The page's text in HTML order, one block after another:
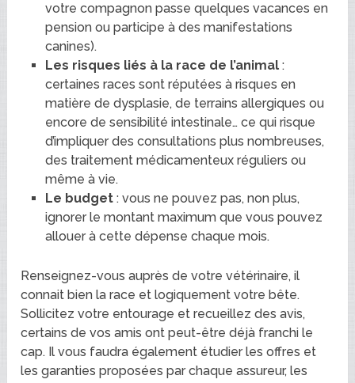
votre compagnon passe quelques vacances en
pension ou participe à des manifestations
canines).
Les risques liés à la race de l’animal:
certaines races sont réputées à risques en
matière de dysplasie, de terrains allergiques ou
encore de sensibilité intestinale… ce qui risque
d’impliquer des consultations plus nombreuses,
des traitement médicamenteux réguliers ou
même à vie.
Le budget: vous ne pouvez pas, non plus,
ignorer le montant maximum que vous pouvez
allouer à cette dépense chaque mois.
Renseignez-vous auprès de votre vétérinaire, il
connait bien la race et logiquement votre bête.
Sollicitez votre entourage et recueillez des avis,
certains de vos amis ont peut-être déjà franchi le
cap. Il vous faudra également étudier les offres et
les garanties proposées par chaque assureur, les